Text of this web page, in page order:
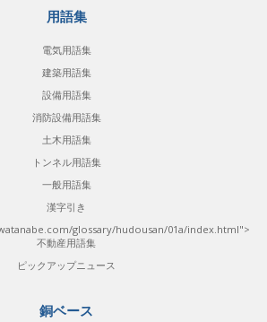
用語集
電気用語集
建築用語集
設備用語集
消防設備用語集
土木用語集
トンネル用語集
一般用語集
漢字引き
glossary/hudousan/01a/index.html">
不動産用語集
ピックアップニュース
銅ベース